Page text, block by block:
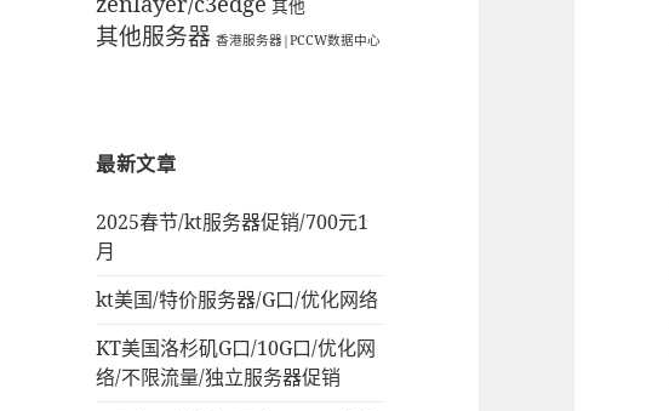
其他
其他服务器 香港服务器|PCCW数据中心
最新文章
2025春节/kt服务器促销/700元1
月
kt美国/特价服务器/G口/优化网络
KT美国洛杉矶G口/10G口/优化网
络/不限流量/独立服务器促销